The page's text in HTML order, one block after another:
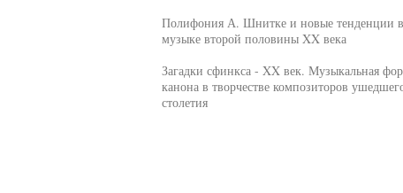
Полифония А. Шнитке и новые тенденции в
музыке второй половины XX века
Загадки сфинкса - XX век. Музыкальная
канона в творчестве композиторов
столетия